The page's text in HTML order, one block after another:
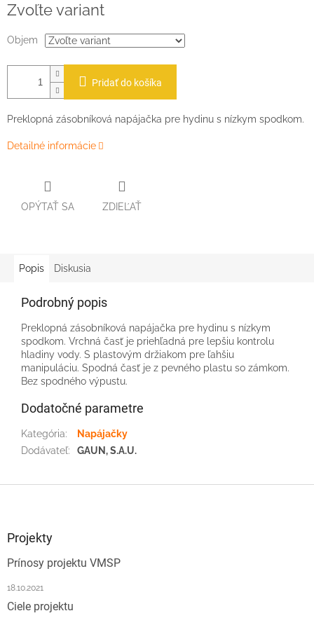
cena:
Zvoľte variant
Objem
Pridať do košíka
Preklopná zásobníková napájačka pre hydinu s nízkym spodkom.
Detailné informácie
OPÝTAŤ SA ZDIEĽAŤ
Popis Diskusia
Podrobný popis
Preklopná zásobníková napájačka pre hydinu s nízkym
spodkom. Vrchná časť je priehľadná pre lepšiu kontrolu
hladiny vody. S plastovým držiakom pre ľahšiu
manipuláciu. Spodná časť je z pevného plastu so zámkom.
Bez spodného výpustu.
Dodatočné parametre
Kategória:
Napájačky
Dodávateľ: GAUN, S.A.U.
Projekty
Prínosy projektu VMSP
18.10.2021
Ciele projektu